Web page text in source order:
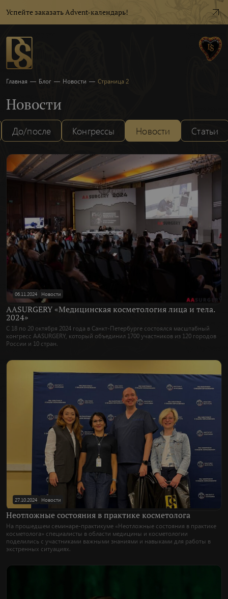
Успейте заказать Advent-календарь!
Главная — Блог — Новости — Страница 2
Новости
До/после Конгрессы Новости Статьи
06.11.2024 Новости
AASURGERY «Медицинская косметология лица и тела.
2024»
С 18 по 20 октября 2024 года в Санкт-Петербурге состоялся масштабный
конгресс AASURGERY, который объединил 1700 участников из 120 городов
России и 10 стран.
27.10.2024 Новости
Неотложные состояния в практике косметолога
На прошедшем семинаре-практикуме «Неотложные состояния в практике
косметолога» специалисты в области медицины и косметологии
поделились с участниками важными знаниями и навыками для работы в
экстренных ситуациях.